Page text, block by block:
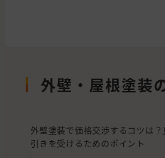
外壁・屋根塗装
外壁塗装で価格交渉するコツは
引きを受けるためのポイント